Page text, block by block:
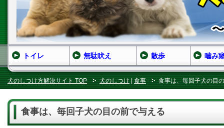
犬のしつけ方解決サイト TOP 犬のしつけ 食事 食事は、毎回子犬の目
食事は、毎回子犬の目の前で与える
トイレ 無駄吠え 散歩 噛み